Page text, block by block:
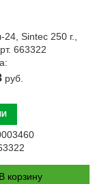
руб.
В корзину